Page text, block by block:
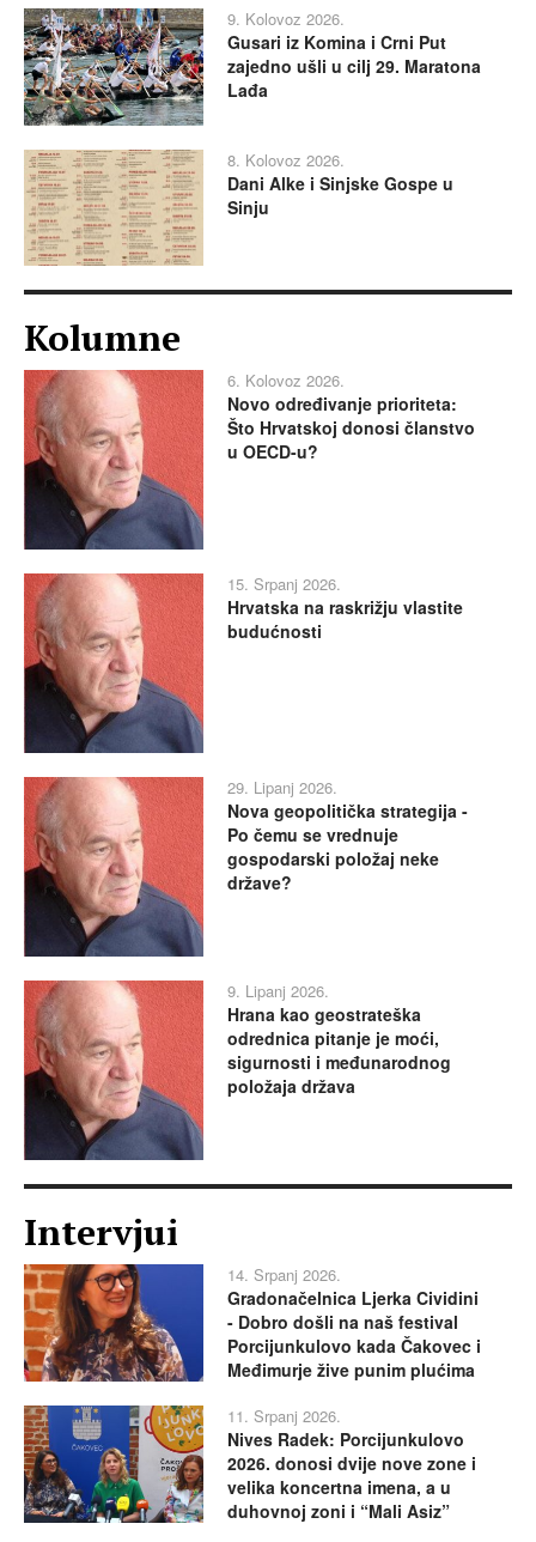
9. Kolovoz 2026.
Gusari iz Komina i Crni Put
zajedno ušli u cilj 29. Maratona
Lađa
8. Kolovoz 2026.
Dani Alke i Sinjske Gospe u
Sinju
Kolumne
6. Kolovoz 2026.
Novo određivanje prioriteta:
Što Hrvatskoj donosi članstvo
u OECD-u?
15. Srpanj 2026.
Hrvatska na raskrižju vlastite
budućnosti
29. Lipanj 2026.
Nova geopolitička strategija -
Po čemu se vrednuje
gospodarski položaj neke
države?
9. Lipanj 2026.
Hrana kao geostrateška
odrednica pitanje je moći,
sigurnosti i međunarodnog
položaja država
Intervjui
14. Srpanj 2026.
Gradonačelnica Ljerka Cividini
- Dobro došli na naš festival
Porcijunkulovo kada Čakovec i
Međimurje žive punim plućima
11. Srpanj 2026.
Nives Radek: Porcijunkulovo
2026. donosi dvije nove zone i
velika koncertna imena, a u
duhovnoj zoni i “Mali Asiz”